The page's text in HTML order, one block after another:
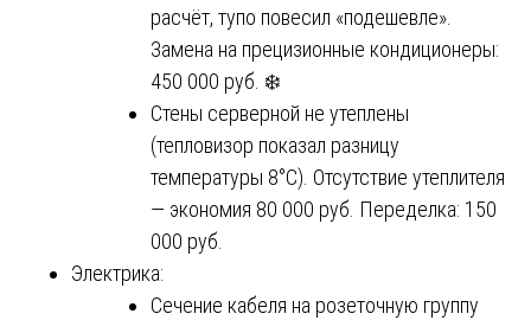
расчёт, тупо повесил «подешевле».
Замена на прецизионные кондиционеры:
450 000 руб. ❄️
Стены серверной не утеплены
(тепловизор показал разницу
температуры 8°C). Отсутствие утеплителя
— экономия 80 000 руб. Переделка: 150
000 руб.
Электрика:
Сечение кабеля на розеточную группу